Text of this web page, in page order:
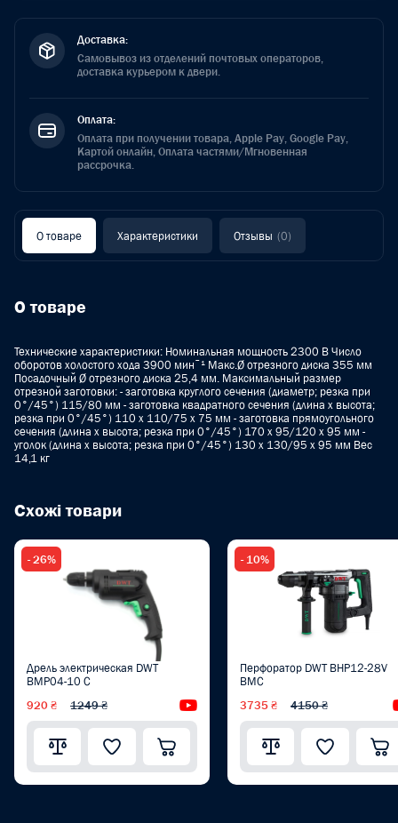
Доставка:
Самовывоз из отделений почтовых операторов,
доставка курьером к двери.
Оплата:
Оплата при получении товара, Apple Pay, Google Pay,
Картой онлайн, Оплата частями/Мгновенная
рассрочка.
О товаре Характеристики Отзывы (0)
О товаре
Технические характеристики: Номинальная мощность 2300 В Число
оборотов холостого хода 3900 минˉ¹ Макс.Ø отрезного диска 355 мм
Посадочный Ø отрезного диска 25,4 мм. Максимальный размер
отрезной заготовки: - заготовка круглого сечения (диаметр; резка при
0°/45°) 115/80 мм - заготовка квадратного сечения (длина х высота;
резка при 0°/45°) 110 x 110/75 x 75 мм - заготовка прямоугольного
сечения (длина х высота; резка при 0°/45°) 170 x 95/120 x 95 мм -
уголок (длина х высота; резка при 0°/45°) 130 x 130/95 x 95 мм Вес
14,1 кг
Схожі товари
- 26%
Дрель электрическая DWT
BMP04-10 C
920 ₴ 1249 ₴ Видеообзор
- 10%
Перфоратор DWT BHP12-28V
BMC
3735 ₴ 4150 ₴